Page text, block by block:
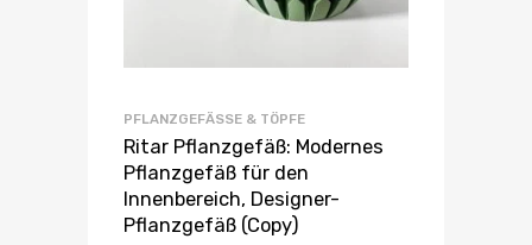
PFLANZGEFÄSSE & TÖPFE
Ritar Pflanzgefäß: Modernes
Pflanzgefäß für den
Innenbereich, Designer-
Pflanzgefäß (Copy)